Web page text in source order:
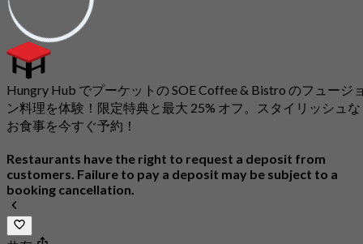
Hungry Hub でプーケットの SOE Coffee & Bistro のフュージ
ン料理を体験！限定特典と最大 25% オフ。スタイリッシュな
お食事を今すぐ予約！
Restaurants have the right to request a deposit from
customers. Failure to pay a deposit may be subject to a
booking cancellation.